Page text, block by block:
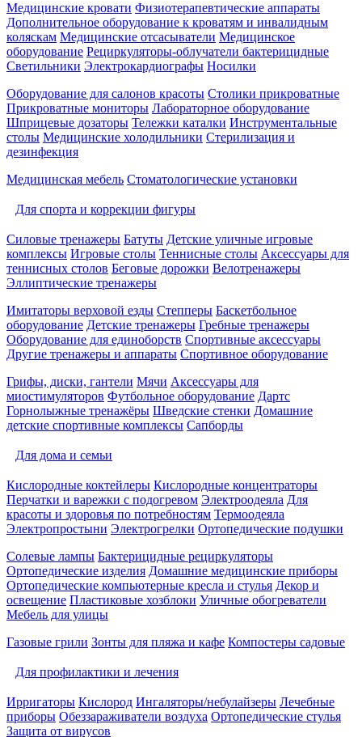
Медицинские кровати Физиотерапевтические аппараты
Дополнительное оборудование к кроватям и инвалидным
коляскам Медицинские отсасыватели Медицинское
оборудование Рециркуляторы-облучатели бактерицидные
Светильники Электрокардиографы Носилки
Оборудование для салонов красоты Столики прикроватные
Прикроватные мониторы Лабораторное оборудование
Шприцевые дозаторы Тележки каталки Инструментальные
столы Медицинские холодильники Стерилизация и
дезинфекция
Медицинская мебель Стоматологические установки
Для спорта и коррекции фигуры
Силовые тренажеры Батуты Детские уличные игровые
комплексы Игровые столы Теннисные столы Аксессуары для
теннисных столов Беговые дорожки Велотренажеры
Эллиптические тренажеры
Имитаторы верховой езды Степперы Баскетбольное
оборудование Детские тренажеры Гребные тренажеры
Оборудование для единоборств Спортивные аксессуары
Другие тренажеры и аппараты Спортивное оборудование
Грифы, диски, гантели Мячи Аксессуары для
миостимуляторов Футбольное оборудование Дартс
Горнолыжные тренажёры Шведские стенки Домашние
детские спортивные комплексы Сапборды
Для дома и семьи
Кислородные коктейлеры Кислородные концентраторы
Перчатки и варежки с подогревом Электроодеяла Для
красоты и здоровья по потребностям Термоодеяла
Электропростыни Электрогрелки Ортопедические подушки
Солевые лампы Бактерицидные рециркуляторы
Ортопедические изделия Домашние медицинские приборы
Ортопедические компьютерные кресла и стулья Декор и
освещение Пластиковые хозблоки Уличные обогреватели
Мебель для улицы
Газовые грили Зонты для пляжа и кафе Компостеры садовые
Для профилактики и лечения
Ирригаторы Кислород Ингаляторы/небулайзеры Лечебные
приборы Обеззараживатели воздуха Ортопедические стулья
Защита от вирусов